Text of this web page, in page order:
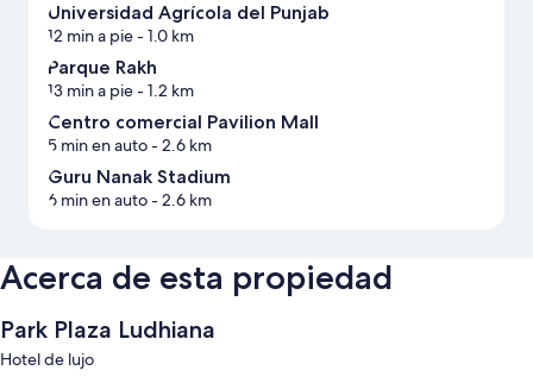
Universidad Agrícola del Punjab
12 min a pie- 1.0 km
Parque Rakh
13 min a pie- 1.2 km
Centro comercial Pavilion Mall
5 min en auto- 2.6 km
Guru Nanak Stadium
6 min en auto- 2.6 km
Acerca de esta propiedad
Park Plaza Ludhiana
Hotel de lujo